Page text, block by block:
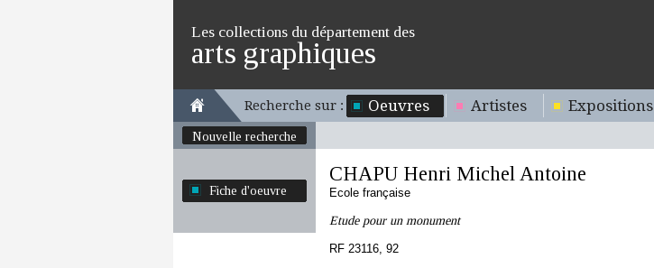
Les collections du département des
arts graphiques
Recherche sur : Oeuvres Artistes Expositions
Nouvelle recherche
Fiche d'oeuvre
CHAPU Henri Michel Antoine
Ecole française
Etude pour un monument
RF 23116, 92